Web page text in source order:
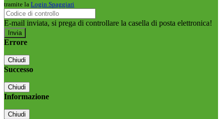
tramite la Login Spaggiari
E-mail inviata, si prega di controllare la casella di posta elettronica!
Errore
Chiudi
Successo
Chiudi
Informazione
Chiudi